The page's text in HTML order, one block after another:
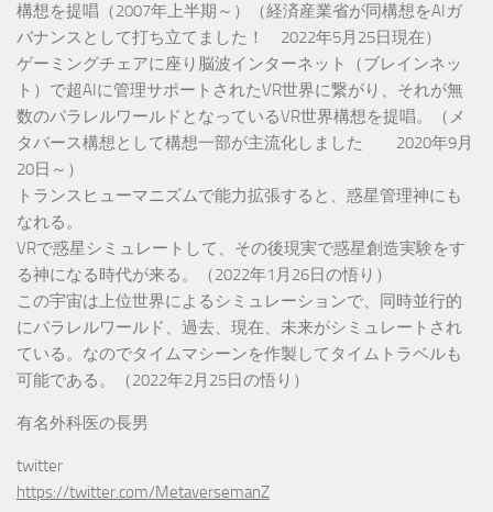
構想を提唱（2007年上半期～）（経済産業省が同構想をAIガ
バナンスとして打ち立てました！ 2022年5月25日現在）
ゲーミングチェアに座り脳波インターネット（ブレインネッ
ト）で超AIに管理サポートされたVR世界に繋がり、それが無
数のパラレルワールドとなっているVR世界構想を提唱。（メ
タバース構想として構想一部が主流化しました 2020年9月
20日～）
トランスヒューマニズムで能力拡張すると、惑星管理神にも
なれる。
VRで惑星シミュレートして、その後現実で惑星創造実験をす
る神になる時代が来る。（2022年1月26日の悟り）
この宇宙は上位世界によるシミュレーションで、同時並行的
にパラレルワールド、過去、現在、未来がシミュレートされ
ている。なのでタイムマシーンを作製してタイムトラベルも
可能である。（2022年2月25日の悟り）
有名外科医の長男
twitter
https://twitter.com/MetaversemanZ